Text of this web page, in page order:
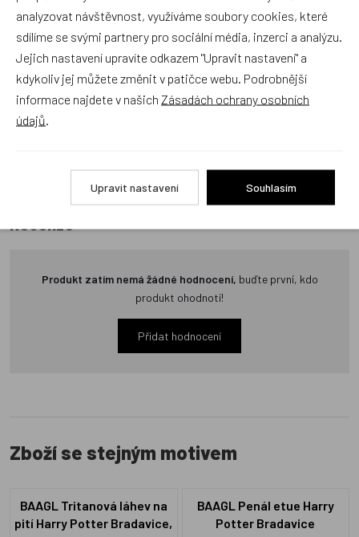
Recenze v detailu produktu a texty od zákazníků v poradně
odrážejí výhradně názory a stanoviska zákazníků. Provozovatel
e-shopu Dráček.cz texty zákazníků předem neschvaluje ani
neověřuje.
Zatím zde nejsou žádné dotazy. Buďte první, kdo se zeptá!
Recenze
Produkt zatím nemá žádné hodnocení, buďte první, kdo
produkt ohodnotí!
Přidat hodnocení
Zboží se stejným motivem
BAAGL Tritanová láhev na
pití Harry Potter Bradavice,
BAAGL Penál etue Harry
Potter Bradavice
analyzovat návštěvnost, využíváme soubory cookies, které
sdílíme se svými partnery pro sociální média, inzerci a analýzu.
Jejich nastavení upravíte odkazem "Upravit nastavení" a
kdykoliv jej můžete změnit v patičce webu. Podrobnější
informace najdete v našich Zásadách ochrany osobních
údajů
Upravit nastavení Souhlasím